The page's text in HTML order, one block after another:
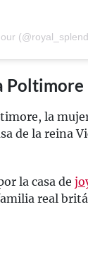
Poltimore
la
de la reina
la casa de
real